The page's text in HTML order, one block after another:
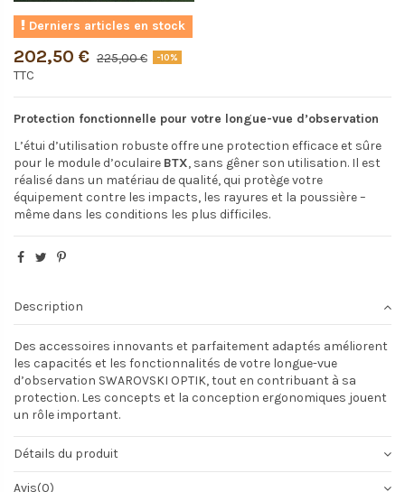
Derniers articles en stock
202,50 € 225,00 € -10%
TTC
Protection fonctionnelle pour votre longue-vue d’observation
L’étui d’utilisation robuste offre une protection efficace et sûre
pour le module d’oculaire BTX, sans gêner son utilisation. Il est
réalisé dans un matériau de qualité, qui protège votre
équipement contre les impacts, les rayures et la poussière –
même dans les conditions les plus difficiles.
Description
Des accessoires innovants et parfaitement adaptés améliorent
les capacités et les fonctionnalités de votre longue-vue
d’observation SWAROVSKI OPTIK, tout en contribuant à sa
protection. Les concepts et la conception ergonomiques jouent
un rôle important.
Détails du produit
Avis(0)